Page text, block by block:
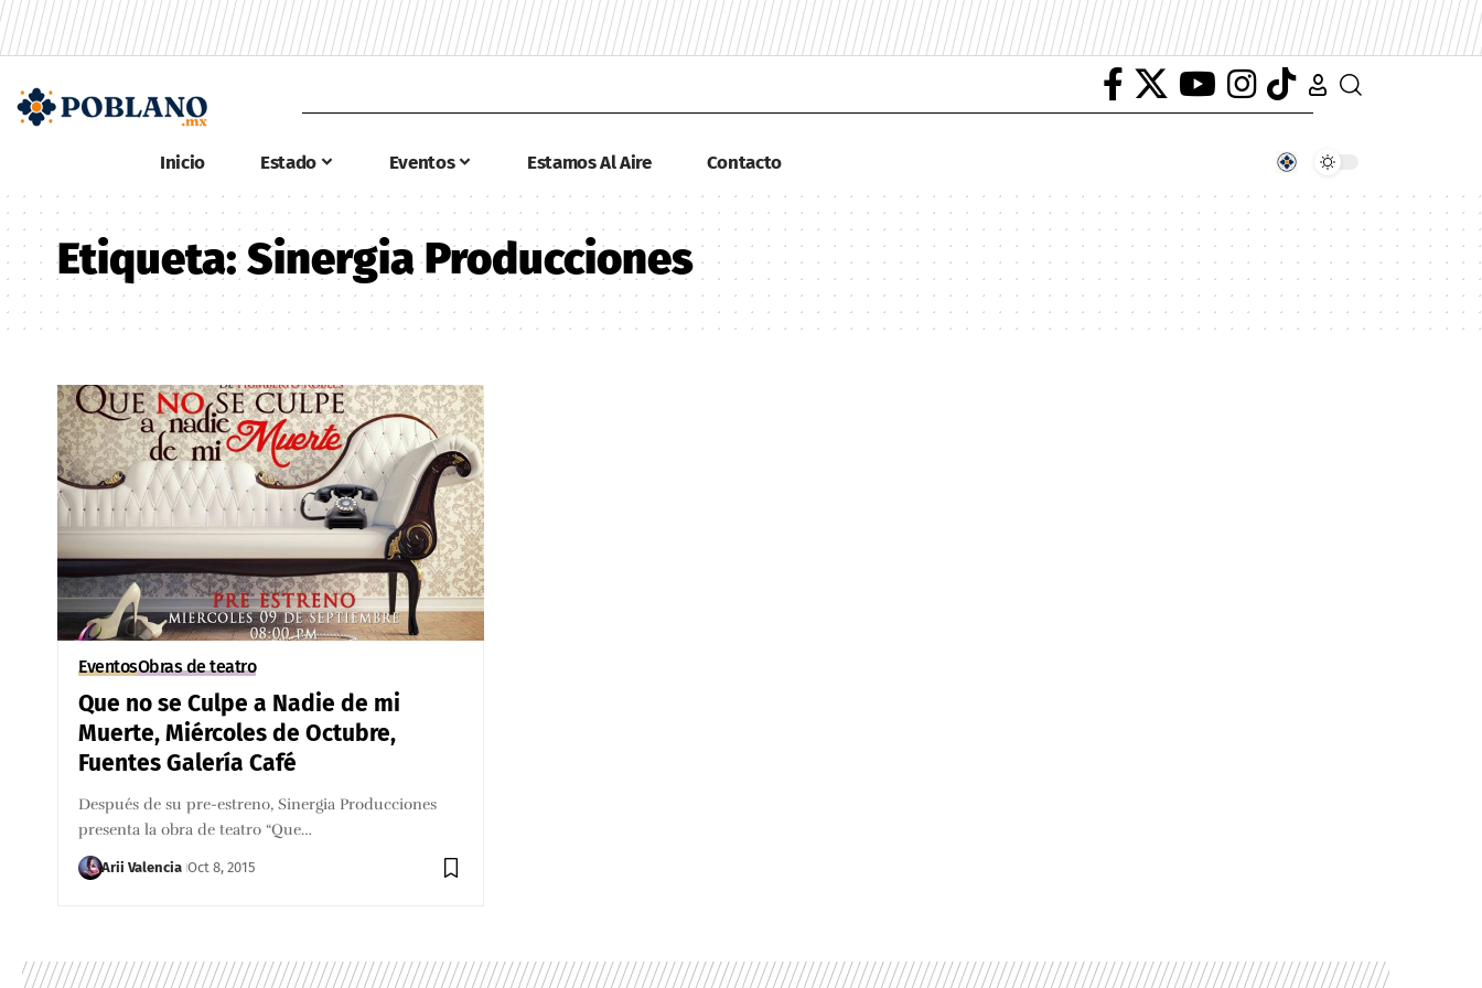
Inicio Estado Eventos Estamos Al Aire Contacto
Etiqueta:Sinergia Producciones
EventosObras de teatro
Que no se Culpe a Nadie de mi
Muerte, Miércoles de Octubre,
Fuentes Galería Café
Después de su pre-estreno, Sinergia Producciones
presenta la obra de teatro “Que…
Arii Valencia Oct 8, 2015